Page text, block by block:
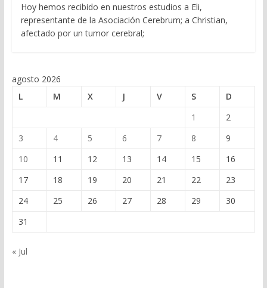
Hoy hemos recibido en nuestros estudios a Eli,
representante de la Asociación Cerebrum; a Christian,
afectado por un tumor cerebral;
agosto 2026
L
M X J V S
D
1
2
3
4 5 6 7 8
9
10
11 12 13 14 15
16
17
18 19 20 21 22
23
24
25 26 27 28 29
30
31
« Jul